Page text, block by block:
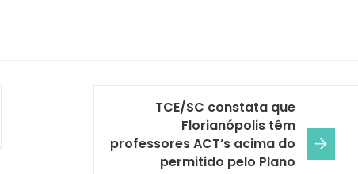
TCE/SC constata que
Florianópolis têm
professores ACT’s acima do
permitido pelo Plano